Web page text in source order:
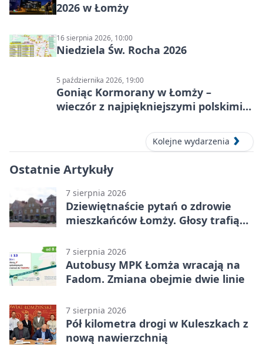
2026 w Łomży
16 sierpnia 2026, 10:00
Niedziela Św. Rocha 2026
5 października 2026, 19:00
Goniąc Kormorany w Łomży –
wieczór z najpiękniejszymi polskimi
Kolejne wydarzenia
Ostatnie Artykuły
7 sierpnia 2026
Dziewiętnaście pytań o zdrowie
mieszkańców Łomży. Głosy trafią
7 sierpnia 2026
Autobusy MPK Łomża wracają na
Fadom. Zmiana obejmie dwie linie
7 sierpnia 2026
Pół kilometra drogi w Kuleszkach z
nową nawierzchnią